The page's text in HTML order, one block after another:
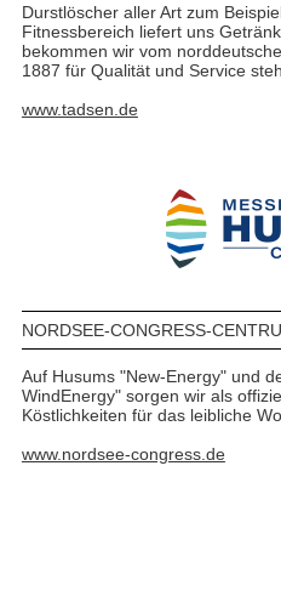
Durstlöscher aller Art zum
Fitnessbereich liefert uns
bekommen wir vom
1887 für Qualität und Service
www.tadsen.de
NORDSEE-CONGRESS-
Auf Husums "New-Energy" und
WindEnergy" sorgen wir als
Köstlichkeiten für das leibliche
www.nordsee-congress.de